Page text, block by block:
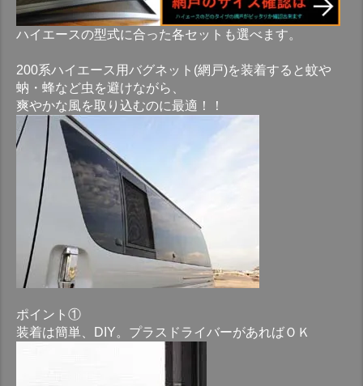
ハイエースの型式に合った各セットも選べます。
200系ハイエース用バグネット(網戸)を装着すると蚊や
蚋・蜂など虫を避けながら、
爽やかな風を取り込むのに最適！！
ポイント①
装着は簡単、DIY。プラスドライバーがあればＯＫ